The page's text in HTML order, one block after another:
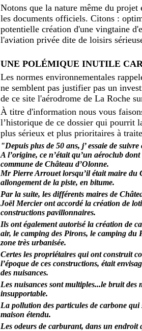
Notons que la nature même du
les documents officiels. Citons :
potentielle création d'une vingtaine
l'aviation privée dite de loisirs
UNE POLÉMIQUE INUTILE
Les normes environnementales
ne semblent pas justifier pas un
de ce site l'aérodrome de La Roche
À titre d'information nous vous
l’historique de ce dossier qui pourrit
plus sérieux et plus prioritaires à
"Depuis plus de 50 ans, j’ essaie de
A l’origine, ce n’était qu’un aéroclub
commune de Château d’Olonne.
Mr Pierre Arrouet lorsqu’il était maire du
allongement de la piste, en bitume.
Par la suite, les différents maires de
Joël Mercier ont accordé la création de
constructions pavillonnaires.
Ils ont également autorisé la création de
air, le camping des Pirons, le camping du
zone très urbanisée.
Certes les propriétaires qui ont construit
l’époque de ces constructions, était
des nuisances.
Les nuisances sont multiples...le bruit des
insupportable.
La pollution des particules de carbone qui
maison étendu.
Les odeurs de carburant, dans un